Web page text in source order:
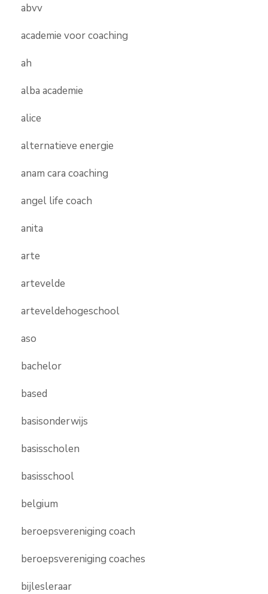
abvv
academie voor coaching
ah
alba academie
alice
alternatieve energie
anam cara coaching
angel life coach
anita
arte
artevelde
arteveldehogeschool
aso
bachelor
based
basisonderwijs
basisscholen
basisschool
belgium
beroepsvereniging coach
beroepsvereniging coaches
bijlesleraar